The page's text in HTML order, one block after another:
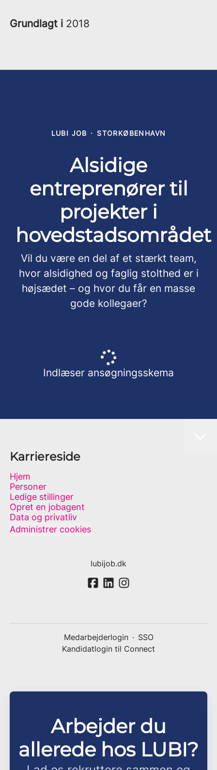
Grundlagt i 2018
LUBI JOB · STORKØBENHAVN
Alsidige
entreprenører til
projekter i
hovedstadsområdet
Vil du være en del af et stærkt team,
hvor alsidighed og faglig stolthed er i
højsædet – og hvor du får en masse
gode kollegaer?
Indlæser ansøgningsskema
Karriereside
Hjem
Personer
Ledige stillinger
Opret en jobagent
Data og privatliv
Administrer cookies
lubijob.dk
Medarbejderlogin · SSO
Kandidatlogin til Connect
Arbejder du
allerede hos LUBI?